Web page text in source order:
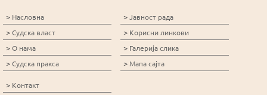
> Насловна
>Судска власт
>О нама
>Судска пракса
>Јавност рада
> Корисни линкови
> Галерија слика
> Мапа сајта
> Контакт